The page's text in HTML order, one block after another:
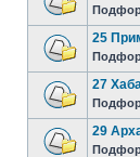
25
27
29